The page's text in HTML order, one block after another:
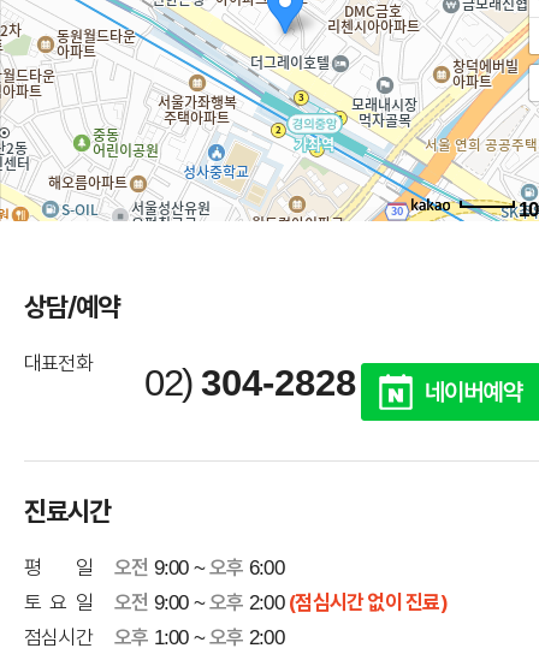
상담/예약
대표전화 02)304-2828
진료시간
평 일 오전 9:00 ~오후 6:00
토 요 일 오전 9:00 ~오후 2:00 (점심시간 없이 진료)
점심시간
오후 1:00 ~오후 2:00